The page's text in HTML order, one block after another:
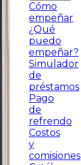
Cómo
empeñar
¿Qué
puedo
empeñar?
Simulador
de
préstamos
Pago
de
refrendo
Costos
y
comisiones